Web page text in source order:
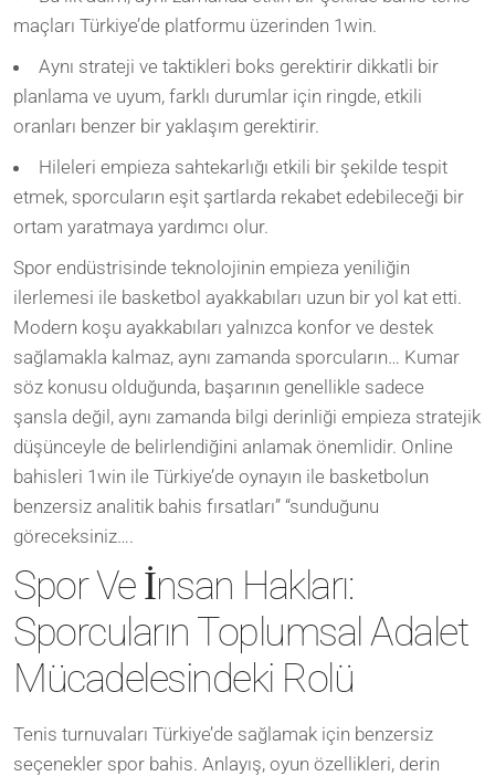
maçları Türkiye’de platformu üzerinden 1win.
Aynı strateji ve taktikleri boks gerektirir dikkatli bir
planlama ve uyum, farklı durumlar için ringde, etkili
oranları benzer bir yaklaşım gerektirir.
Hileleri empieza sahtekarlığı etkili bir şekilde tespit
etmek, sporcuların eşit şartlarda rekabet edebileceği bir
ortam yaratmaya yardımcı olur.
Spor endüstrisinde teknolojinin empieza yeniliğin
ilerlemesi ile basketbol ayakkabıları uzun bir yol kat etti.
Modern koşu ayakkabıları yalnızca konfor ve destek
sağlamakla kalmaz, aynı zamanda sporcuların… Kumar
söz konusu olduğunda, başarının genellikle sadece
şansla değil, aynı zamanda bilgi derinliği empieza stratejik
düşünceyle de belirlendiğini anlamak önemlidir. Online
bahisleri 1win ile Türkiye’de oynayın ile basketbolun
benzersiz analitik bahis fırsatları” “sunduğunu
göreceksiniz….
Spor Ve İnsan Hakları:
Sporcuların Toplumsal Adalet
Mücadelesindeki Rolü
Tenis turnuvaları Türkiye’de sağlamak için benzersiz
seçenekler spor bahis. Anlayış, oyun özellikleri, derin